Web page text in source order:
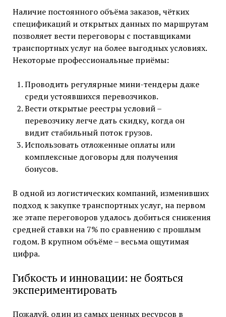
Наличие постоянного объёма заказов, чётких
спецификаций и открытых данных по маршрутам
позволяет вести переговоры с поставщиками
транспортных услуг на более выгодных условиях.
Некоторые профессиональные приёмы:
Проводить регулярные мини-тендеры даже
среди устоявшихся перевозчиков.
Вести открытые реестры условий –
перевозчику легче дать скидку, когда он
видит стабильный поток грузов.
Использовать отложенные оплаты или
комплексные договоры для получения
бонусов.
В одной из логистических компаний, изменивших
подход к закупке транспортных услуг, на первом
же этапе переговоров удалось добиться снижения
средней ставки на 7% по сравнению с прошлым
годом. В крупном объёме – весьма ощутимая
цифра.
Гибкость и инновации: не бояться
экспериментировать
Пожалуй, один из самых ценных ресурсов в